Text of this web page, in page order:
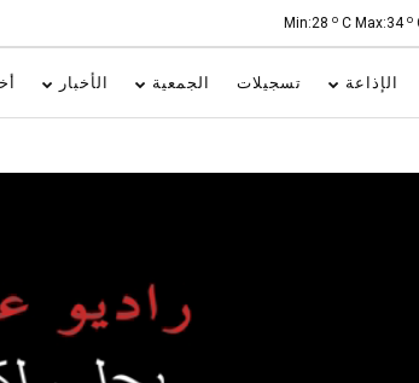
o C Max:34 o
الإذاعة تسجيلات الجمعية الأخبار